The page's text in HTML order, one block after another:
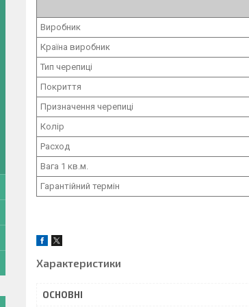
Виробник
Країна виробник
Тип черепиці
Покриття
Призначення черепиці
Колір
Расход
Вага 1 кв.м.
Гарантійний термін
Характеристики
ОСНОВНІ